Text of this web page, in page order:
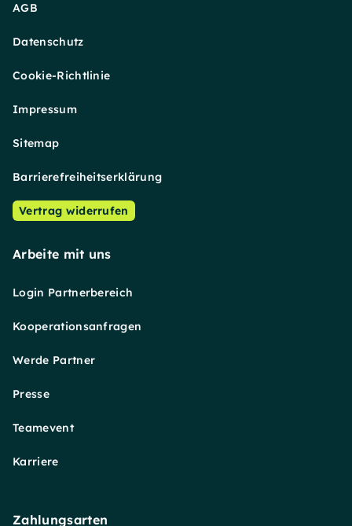
AGB
Datenschutz
Cookie-Richtlinie
Impressum
Sitemap
Barrierefreiheitserklärung
Vertrag widerrufen
Arbeite mit uns
Login Partnerbereich
Kooperationsanfragen
Werde Partner
Presse
Teamevent
Karriere
Zahlungsarten